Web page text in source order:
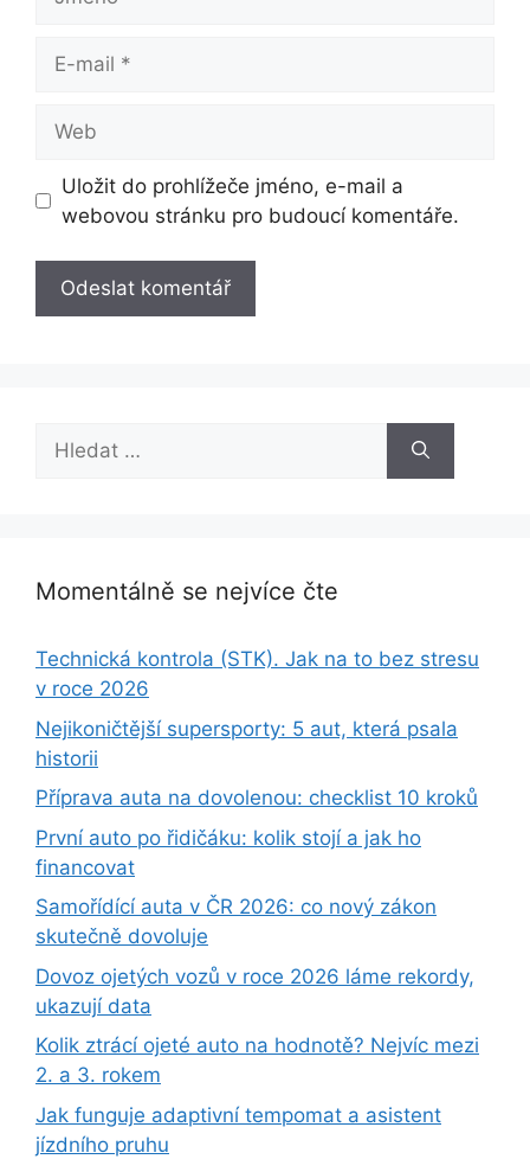
mail
Uložit do prohlížeče jméno, e-mail a
webovou stránku pro budoucí komentáře.
Hledat:
Momentálně se nejvíce čte
Technická kontrola (STK). Jak na to bez stresu
v roce 2026
Nejikoničtější supersporty: 5 aut, která psala
historii
Příprava auta na dovolenou: checklist 10 kroků
První auto po řidičáku: kolik stojí a jak ho
financovat
Samořídící auta v ČR 2026: co nový zákon
skutečně dovoluje
Dovoz ojetých vozů v roce 2026 láme rekordy,
ukazují data
Kolik ztrácí ojeté auto na hodnotě? Nejvíc mezi
2. a 3. rokem
Jak funguje adaptivní tempomat a asistent
jízdního pruhu